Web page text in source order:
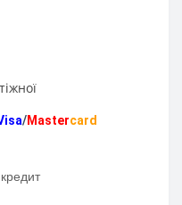
/Mastercard